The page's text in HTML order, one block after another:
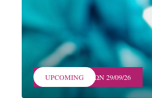
ΛΗΞΗ ΕΓΓΡΑΦΩΝ 29/09/26
UPCOMING